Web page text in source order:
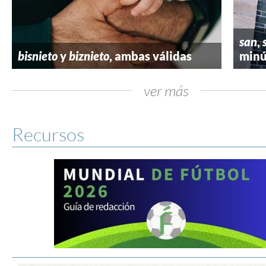
bisnietoybiznieto, ambas válidas
san,
ver más
Recursos